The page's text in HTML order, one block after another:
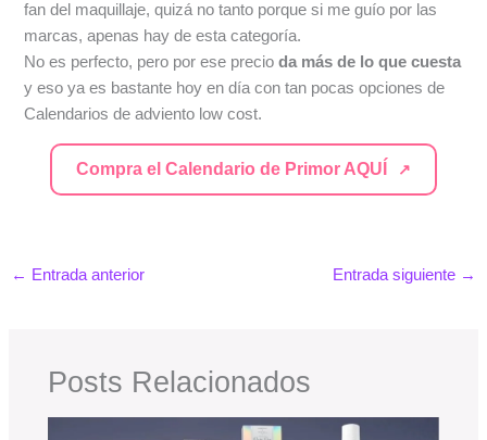
fan del maquillaje, quizá no tanto porque si me guío por las
marcas, apenas hay de esta categoría.
No es perfecto, pero por ese precioda más de lo que cuesta
y eso ya es bastante hoy en día con tan pocas opciones de
Calendarios de adviento low cost.
Compra el Calendario de Primor AQUÍ
← Entrada anterior Entrada siguiente →
Posts Relacionados